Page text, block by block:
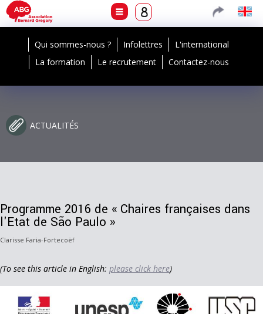
Qui sommes-nous ? Infolettres
L'international
La formation
Le recrutement Contactez-nous
ACTUALITÉS
Programme 2016 de « Chaires françaises dans
l'Etat de São Paulo »
Clarisse Faria-Fortecoëf
(To see this article in English: please click here)